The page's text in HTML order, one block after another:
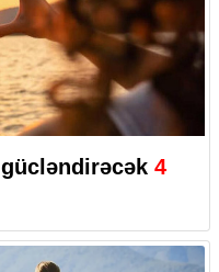
gücləndirəcək 4